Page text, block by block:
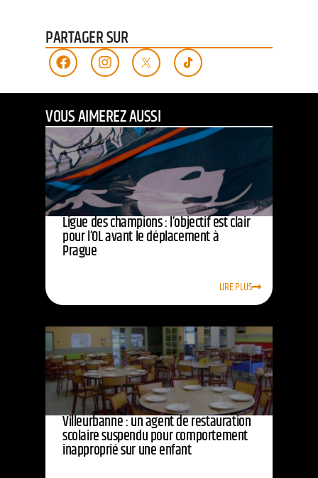
PARTAGER SUR
VOUS AIMEREZ AUSSI
Ligue des champions : l’objectif est clair
pour l’OL avant le déplacement à
Prague
LIRE PLUS
Villeurbanne : un agent de restauration
scolaire suspendu pour comportement
inapproprié sur une enfant